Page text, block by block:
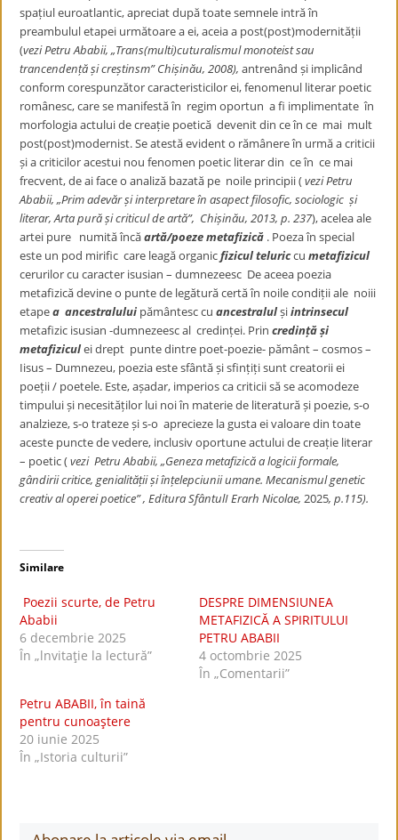
spațiul euroatlantic, apreciat după toate semnele intră în
preambulul etapei următoare a ei, aceia a post(post)modernității
(vezi Petru Ababii, „Trans(multi)cuturalismul monoteist sau
trancendență și creștinsm” Chișinău, 2008), antrenând și implicând
conform corespunzător caracteristicilor ei, fenomenul literar poetic
românesc, care se manifestă în regim oportun a fi implimentate în
morfologia actului de creație poetică devenit din ce în ce mai mult
post(post)modernist. Se atestă evident o rămânere în urmă a criticii
și a criticilor acestui nou fenomen poetic literar din ce în ce mai
frecvent, de ai face o analiză bazată pe noile principii (vezi Petru
Ababii, „Prim adevăr și interpretare în asapect filosofic, sociologic și
literar, Arta pură și criticul de artă”, Chișinău, 2013, p. 237), acelea ale
artei pure numită încăartă/poeze metafizică . Poeza în special
este un pod mirific care leagă organicfizicul teluriccumetafizicul
cerurilor cu caracter isusian – dumnezeesc De aceea poezia
metafizică devine o punte de legătură certă în noile condiții ale noiii
etapea ancestralului pământesc cuancestralulșiintrinsecul
metafizic isusian -dumnezeesc al credinței. Princredințăși
metafiziculei drept punte dintre poet-poezie- pământ – cosmos –
Iisus – Dumnezeu, poezia este sfântă și sfințiți sunt creatorii ei
poeții / poetele. Este, așadar, imperios ca criticii să se acomodeze
timpului și necesităților lui noi în materie de literatură și poezie, s-o
analzieze, s-o trateze și s-o aprecieze la gusta ei valoare din toate
aceste puncte de vedere, inclusiv oportune actului de creație literar
– poetic (vezi Petru Ababii, „Geneza metafizică a logicii formale,
gândirii critice, genialității și înțelepciunii umane. Mecanismul genetic
creativ al operei poetice” , Editura SfântulI Erarh Nicolae,2025, p.115).
Similare
Poezii scurte, de Petru
Ababii
6 decembrie 2025
În „lnvitaţie la lectură”
DESPRE DIMENSIUNEA
METAFIZICĂ A SPIRITULUI
PETRU ABABII
4 octombrie 2025
În „Comentarii”
Petru ABABII, în taină
pentru cunoaştere
20 iunie 2025
În „Istoria culturii”